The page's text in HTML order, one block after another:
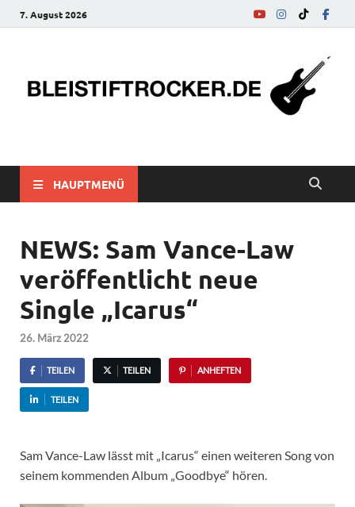
7. August 2026
bleistiftrocker.de
HAUPTMENÜ
NEWS: Sam Vance-Law
veröffentlicht neue
Single „Icarus“
26. März 2022
TEILEN TEILEN ANHEFTEN
TEILEN
Sam Vance-Law lässt mit „Icarus“ einen weiteren Song von
seinem kommenden Album „Goodbye“ hören.